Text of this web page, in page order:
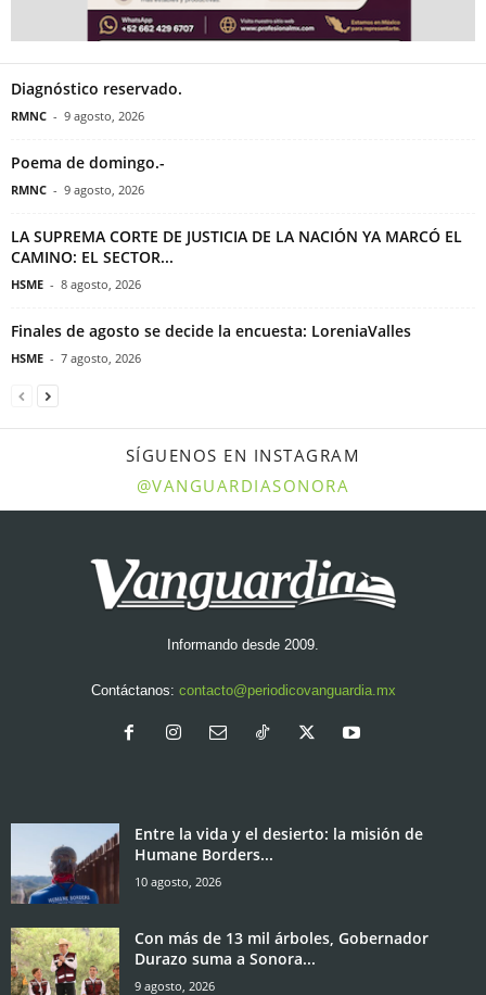
Diagnóstico reservado.
RMNC - 9 agosto, 2026
Poema de domingo.-
RMNC - 9 agosto, 2026
LA SUPREMA CORTE DE JUSTICIA DE LA NACIÓN YA MARCÓ EL
CAMINO: EL SECTOR...
HSME - 8 agosto, 2026
Finales de agosto se decide la encuesta: LoreniaValles
HSME - 7 agosto, 2026
SÍGUENOS EN INSTAGRAM
@VANGUARDIASONORA
Informando desde 2009.
Contáctanos: contacto@periodicovanguardia.mx
Entre la vida y el desierto: la misión de
Humane Borders...
10 agosto, 2026
Con más de 13 mil árboles, Gobernador
Durazo suma a Sonora...
9 agosto, 2026